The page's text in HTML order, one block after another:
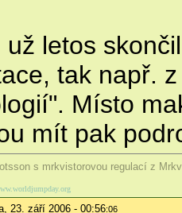
už letos
tak např.
Místo
mít pak
s mrkvistorovou regulací z
23. září 2006 - 00:56:06